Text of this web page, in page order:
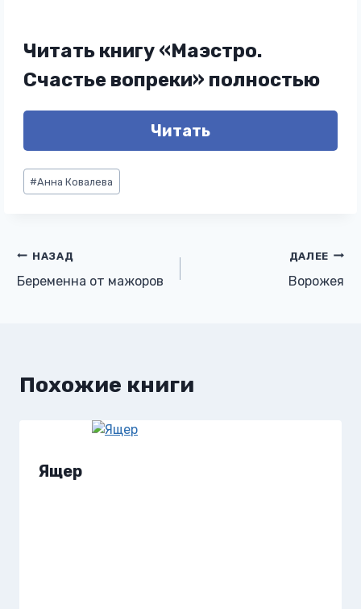
Читать книгу «Маэстро.
Счастье вопреки» полностью
Читать
Метки
записи:
#Анна Ковалева
Навигация
по
НАЗАД
Беременна от мажоров
ДАЛЕЕ
Ворожея
Похожие книги
Ящер